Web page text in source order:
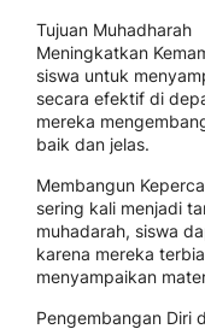
Tujuan Muhadharah
Meningkatkan
siswa untuk
secara efektif di
mereka
baik dan jelas.
Membangun
sering kali menjadi
muhadarah, siswa
karena mereka
menyampaikan
Pengembangan Diri